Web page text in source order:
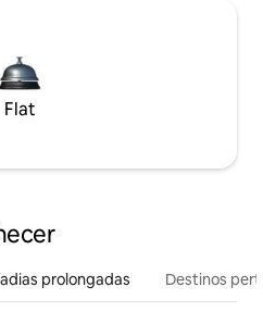
Flat
prolongadas Destinos